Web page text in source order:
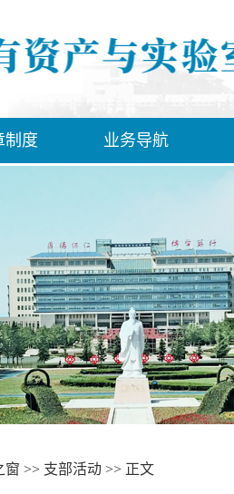
制度 业务导航
窗 >> 支部活动 >> 正文